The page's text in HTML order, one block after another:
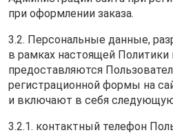
при оформлении заказа.
3.2. Персональные данные,
в рамках настоящей
предоставляются
регистрационной формы на
и включают в себя
3.2.1. контактный телефон